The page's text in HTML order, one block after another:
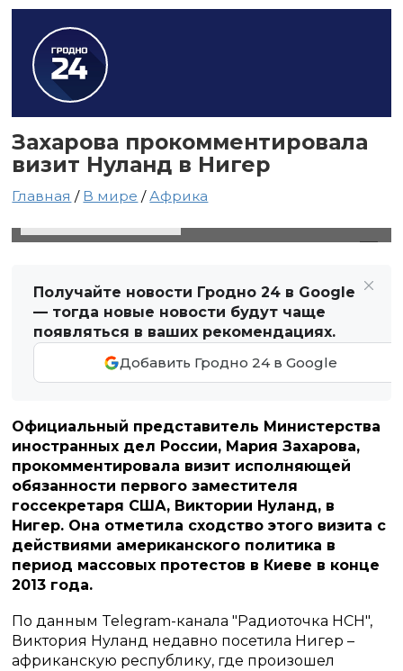
Захарова прокомментировала
визит Нуланд в Нигер
Главная / В мире /Африка
Получайте новости Гродно 24 в Google
— тогда новые новости будут чаще
появляться в ваших рекомендациях.
Добавить Гродно 24 в Google
Официальный представитель Министерства
иностранных дел России, Мария Захарова,
прокомментировала визит исполняющей
обязанности первого заместителя
госсекретаря США, Виктории Нуланд, в
Нигер. Она отметила сходство этого визита с
действиями американского политика в
период массовых протестов в Киеве в конце
2013 года.
По данным Telegram-канала "Радиоточка НСН",
Виктория Нуланд недавно посетила Нигер –
африканскую республику, где произошел